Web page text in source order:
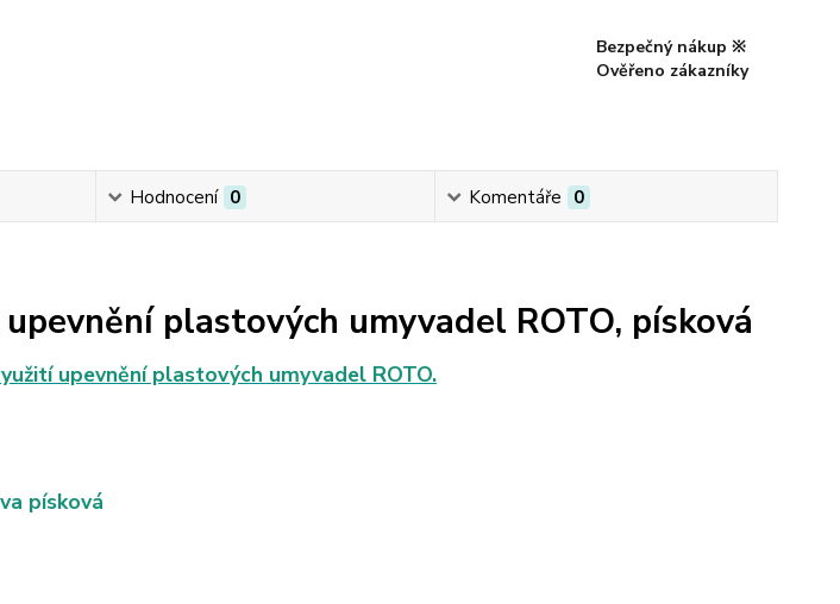
Bezpečný nákup ※
Ověřeno zákazníky
Hodnocení 0 Komentáře 0
plastových umyvadel ROTO, písková
upevnění plastových umyvadel ROTO.
písková